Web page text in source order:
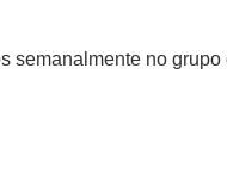
semanalmente no grupo